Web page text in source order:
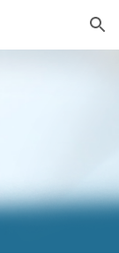
Skip to navigation